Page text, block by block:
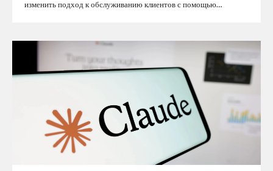
изменить подход к обслуживанию клиентов с помощью…